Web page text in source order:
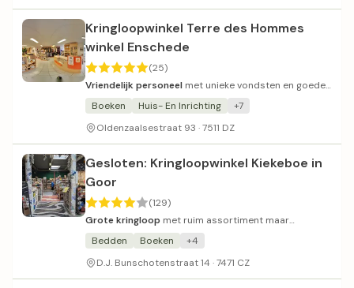
Kringloopwinkel Terre des Hommes
winkel Enschede
(25)
Vriendelijk personeel met unieke vondsten en goede
prijzen voor een goed doel.
Boeken Huis- En Inrichting
+7
Oldenzaalsestraat 93 · 7511 DZ
Gesloten: Kringloopwinkel Kiekeboe in
Goor
(129)
Grote kringloop met ruim assortiment maar
wisselende prijsstelling.
Bedden Boeken
+4
D.J. Bunschotenstraat 14 · 7471 CZ